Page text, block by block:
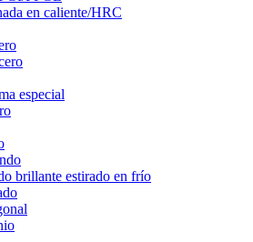
en caliente/HRC
especial
brillante estirado en frío